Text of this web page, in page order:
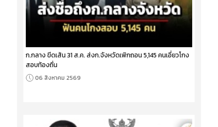
ก.กลาง ขีดเส้น 31 ส.ค. ส่งก.จังหวัดเพิกถอน 5,145 คนเอี่ยวโกง
สอบท้องถิ่น
06 สิงหาคม 2569